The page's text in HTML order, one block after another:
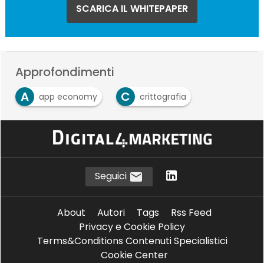
SCARICA IL WHITEPAPER
Approfondimenti
A
app economy C crittografia
M Micro Focus P privacy
ubiquitous computing
Seguici
About Autori Tags
Rss Feed
Privacy e Cookie Policy
Terms&Conditions Contenuti Specialistici
Cookie Center